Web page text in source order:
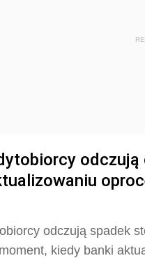
odczują spadek
kiedy banki